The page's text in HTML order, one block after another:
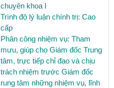
chuyên khoa I
Trình độ lý luận chính trị: Cao
cấp
Phân công nhiệm vụ: Tham
mưu, giúp cho Giám đốc Trung
tâm, trực tiếp chỉ đạo và chịu
trách nhiệm trước Giám đốc
rung tâm những nhiệm vụ, lĩnh